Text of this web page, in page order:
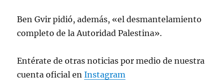
Ben Gvir pidió, además, «el desmantelamiento
completo de la Autoridad Palestina».
Entérate de otras noticias por medio de nuestra
cuenta oficial enInstagram